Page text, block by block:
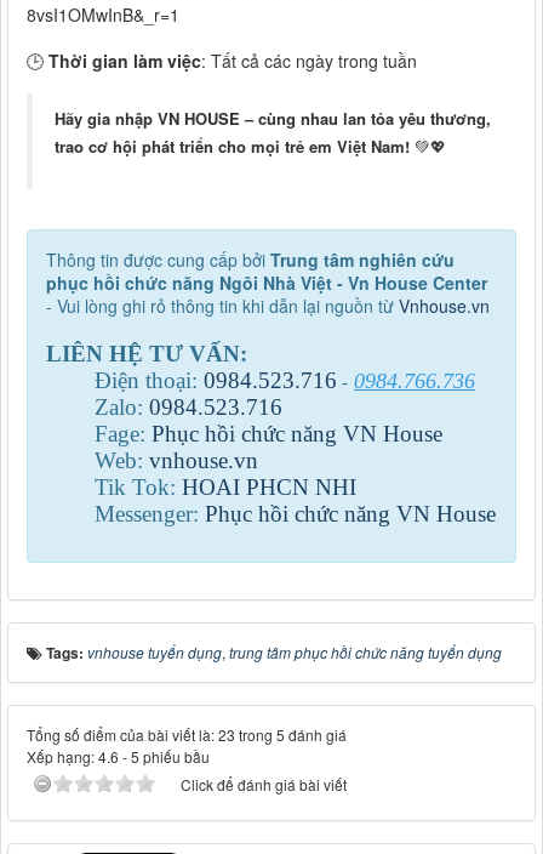
8vsI1OMwInB&_r=1
🕒 Thời gian làm việc: Tất cả các ngày trong tuần
Hãy gia nhập VN HOUSE – cùng nhau lan tỏa yêu thương,
trao cơ hội phát triển cho mọi trẻ em Việt Nam! 💚💖
Thông tin được cung cấp bởi Trung tâm nghiên cứu
phục hồi chức năng Ngôi Nhà Việt - Vn House Center
- Vui lòng ghi rỏ thông tin khi dẫn lại nguồn từ Vnhouse.vn
LIÊN HỆ TƯ VẤN:
Điện thoại: 0984.523.716 - 0984.766.736
Zalo: 0984.523.716
Fage: Phục hồi chức năng VN House
Web: vnhouse.vn
Tik Tok: HOAI PHCN NHI
Messenger: Phục hồi chức năng VN House
Tags: vnhouse tuyển dụng, trung tâm phục hồi chức năng tuyển dụng
Tổng số điểm của bài viết là: 23 trong 5 đánh giá
Xếp hạng:4.6 -5 phiếu bầu
Click để đánh giá bài viết